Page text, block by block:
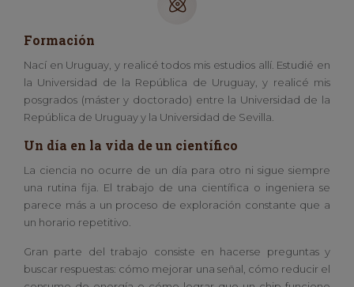
Formación
Nací en Uruguay, y realicé todos mis estudios allí. Estudié en
la Universidad de la República de Uruguay, y realicé mis
posgrados (máster y doctorado) entre la Universidad de la
República de Uruguay y la Universidad de Sevilla.
Un día en la vida de un científico
La ciencia no ocurre de un día para otro ni sigue siempre
una rutina fija. El trabajo de una científica o ingeniera se
parece más a un proceso de exploración constante que a
un horario repetitivo.
Gran parte del trabajo consiste en hacerse preguntas y
buscar respuestas: cómo mejorar una señal, cómo reducir el